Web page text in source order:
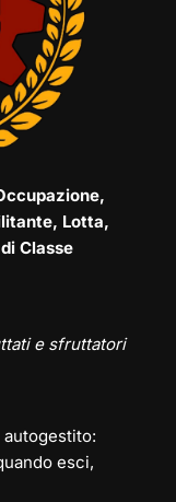
Lotta,
Classe
e sfruttatori
autogestito:
esci,